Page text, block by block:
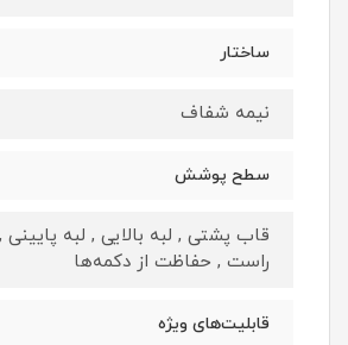
ساختار
نیمه شفاف
سطح پوشش
قاب پشتی , لبه بالایی , لبه
راست , حفاظت از دکمه‌ها
قابلیت‌های ویژه